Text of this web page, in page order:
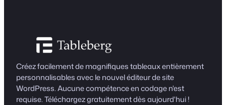
Créez facilement de magnifiques tableaux entièrement
personnalisables avec le nouvel éditeur de site
WordPress. Aucune compétence en codage n'est
requise. Téléchargez gratuitement dès aujourd'hui !